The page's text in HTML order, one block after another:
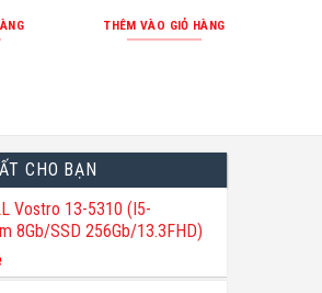
THÊM VÀO GIỎ HÀNG
CHO BẠN
Vostro 13-5310 (I5-
8Gb/SSD 256Gb/13.3FHD)